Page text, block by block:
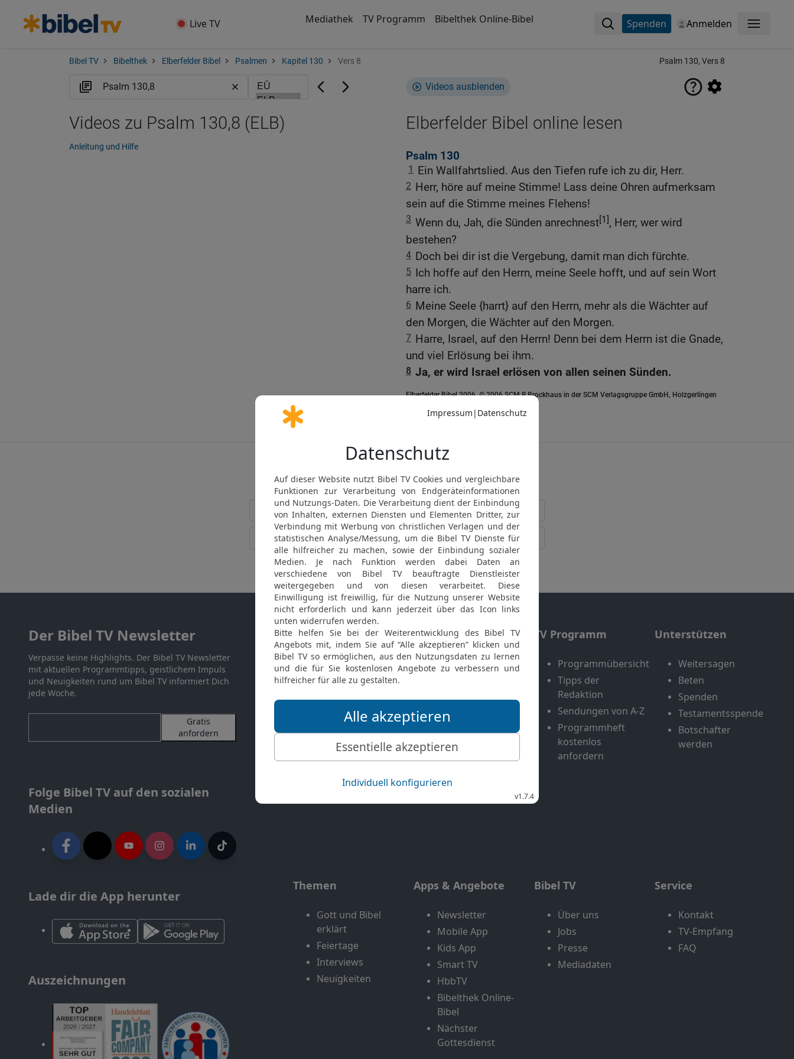
Live TV Mediathek TV Programm Bibelthek Online-Bibel Spenden Anmelden Menü
Bibel TV Bibelthek Elberfelder Bibel Psalmen Kapitel 130 Vers 8 Psalm 130, Vers 8
Videos ausblenden
Elberfelder Bibel online lesen
Psalm 130
1 Ein Wallfahrtslied. Aus den Tiefen rufe ich zu dir, Herr.
2 Herr, höre auf meine Stimme! Lass deine Ohren aufmerksam
sein auf die Stimme meines Flehens!
3 Wenn du, Jah, die Sünden anrechnest[1], Herr, wer wird
bestehen?
4 Doch bei dir ist die Vergebung, damit man dich fürchte.
5 Ich hoffe auf den Herrn, meine Seele hofft, und auf sein Wort
harre ich.
6 Meine Seele {harrt} auf den Herrn, mehr als die Wächter auf
den Morgen, die Wächter auf den Morgen.
7 Harre, Israel, auf den Herrn! Denn bei dem Herrn ist die Gnade,
und viel Erlösung bei ihm.
8 Ja, er wird Israel erlösen von allen seinen Sünden.
Elberfelder Bibel 2006, © 2006 SCM R.Brockhaus in der SCM Verlagsgruppe GmbH, Holzgerlingen
Videos zu Psalm 130,8 (ELB)
Anleitung und Hilfe
Bewertung der Bibelthek
Der Bibel TV Newsletter
Verpasse keine Highlights. Der Bibel TV Newsletter
mit aktuellen Programmtipps, geistlichem Impuls
und Neuigkeiten rund um Bibel TV informiert Dich
jede Woche.
Gratis
anfordern
Folge Bibel TV auf den sozialen
Medien
Lade dir die App herunter
Auszeichnungen
Mediathek
Mehr entdecken
Exklusiv
Genres
Alle Sendungen
Letzte Chance
Livestream
Bibel TV
EchtJetzt
MeinGottesdienst
TV Programm
Programmübersicht
Tipps der
Redaktion
Sendungen von A-Z
Programmheft
kostenlos
anfordern
Unterstützen
Weitersagen
Beten
Spenden
Testamentsspende
Botschafter
werden
Themen
Gott und Bibel
erklärt
Feiertage
Interviews
Neuigkeiten
Apps & Angebote
Newsletter
Mobile App
Kids App
Smart TV
HbbTV
Bibelthek Online-
Bibel
Nächster
Gottesdienst
Bibel TV
Über uns
Jobs
Presse
Mediadaten
Service
Kontakt
TV-Empfang
FAQ